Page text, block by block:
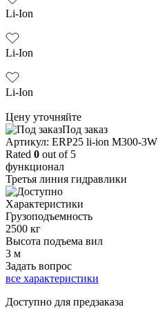
Li-Ion
Li-Ion
Li-Ion
Цену уточняйте
Под заказ
Aртикул: ERP25 li-ion M300-3W
Rated 0 out of 5
функционал
Третья линия гидравлики
Характеристики
Грузоподъемность
2500 кг
Высота подъема вил
3 м
Задать вопрос
все характеристики
Доступно для предзаказа